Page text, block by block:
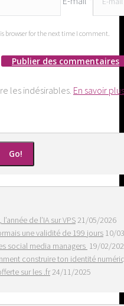
browser for the next time I comment.
Publier des commentaires
les indésirables. En savoir
de l’IA sur VPS21/05/2026
une validité de 199 jours 10/
social media managers 19/02/
construire ton identité
sur les .fr24/11/2025